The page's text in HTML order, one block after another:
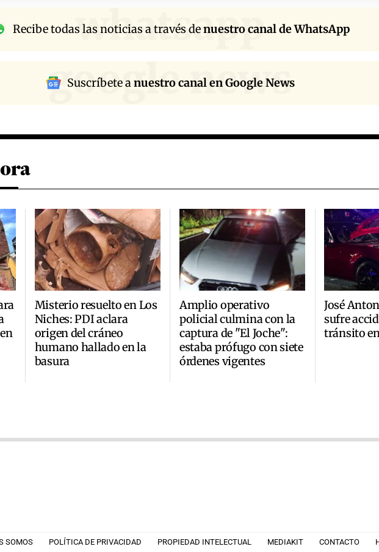
whatsapp
Recibe todas las noticias a través denuestro canal de WhatsApp
google news
Suscríbete anuestro canal en Google News
Misterio resuelto en Los
Niches: PDI aclara
origen del cráneo
humano hallado en la
basura
Amplio operativo
policial culmina con la
captura de "El Joche":
estaba prófugo con siete
órdenes vigentes
José
sufre
tránsito
SOMOS POLÍTICA DE PRIVACIDAD PROPIEDAD INTELECTUAL MEDIAKIT CONTACTO